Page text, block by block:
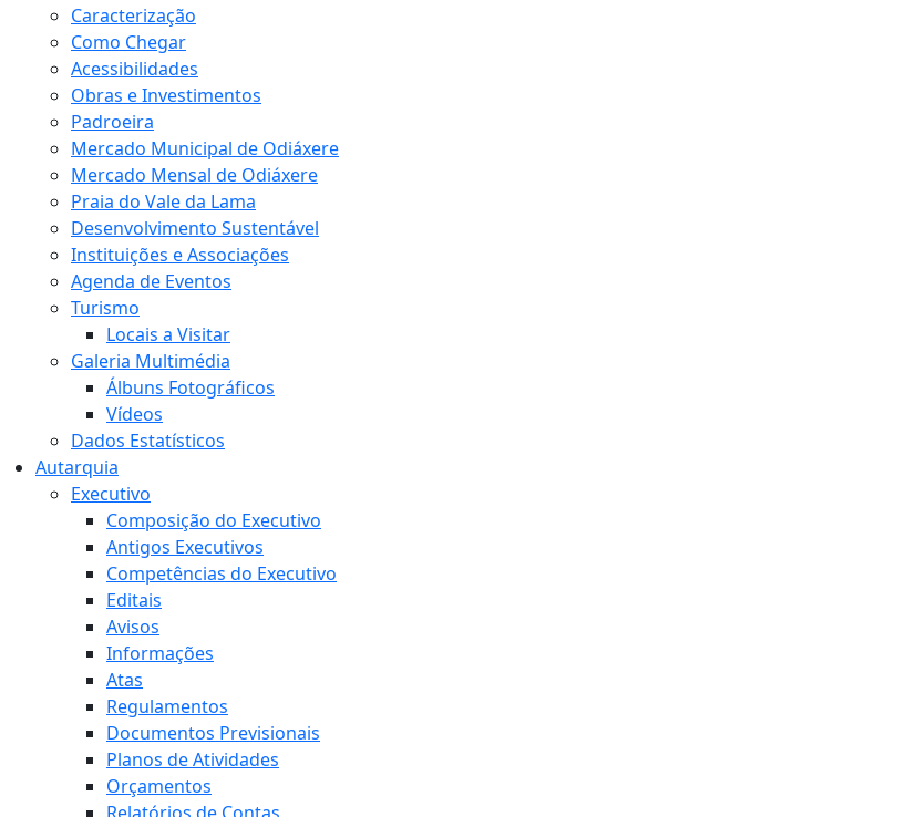
Caracterização
Como Chegar
Acessibilidades
Obras e Investimentos
Padroeira
Mercado Municipal de Odiáxere
Mercado Mensal de Odiáxere
Praia do Vale da Lama
Desenvolvimento Sustentável
Instituições e Associações
Agenda de Eventos
Turismo
Locais a Visitar
Galeria Multimédia
Álbuns Fotográficos
Vídeos
Dados Estatísticos
Autarquia
Executivo
Composição do Executivo
Antigos Executivos
Competências do Executivo
Editais
Avisos
Informações
Atas
Regulamentos
Documentos Previsionais
Planos de Atividades
Orçamentos